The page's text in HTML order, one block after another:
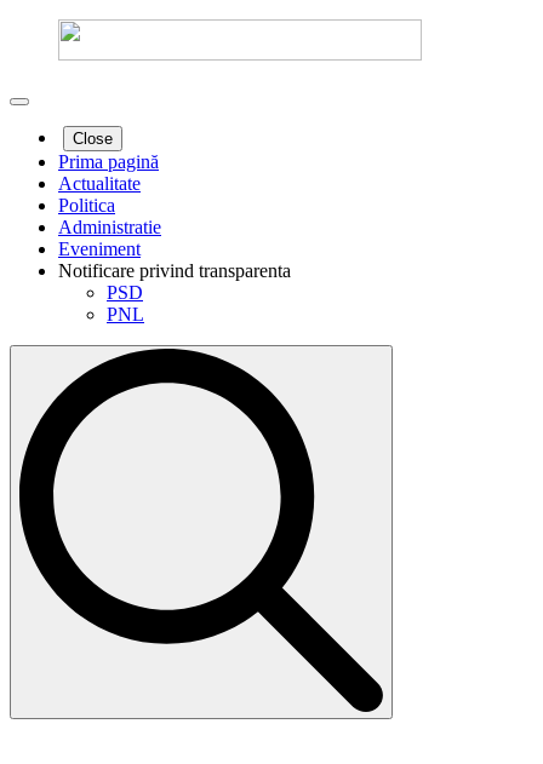
Close
Prima pagină
Actualitate
Politica
Administratie
Eveniment
Notificare privind transparenta
PSD
PNL